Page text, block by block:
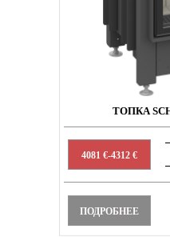
ТОПКА
4081 €-4312 €
ПОДРОБНЕЕ